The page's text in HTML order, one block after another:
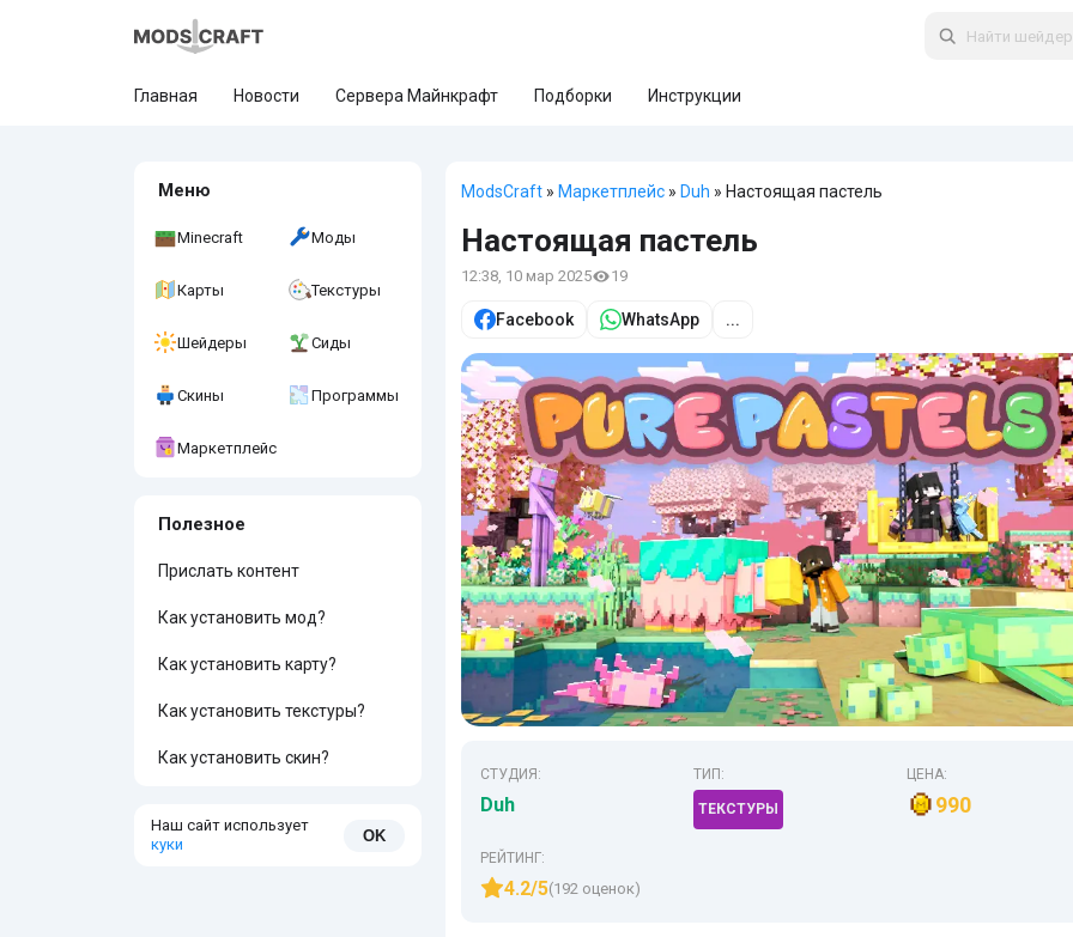
Главная Новости Сервера Майнкрафт Подборки Инструкции
Меню
Minecraft Моды
Карты Текстуры
Шейдеры Сиды
Скины Программы
Маркетплейс
Полезное
Прислать контент
Как установить мод?
Как установить карту?
Как установить текстуры?
Как установить скин?
Наш сайт использует
куки
OK
ModsCraft » Маркетплейс » Duh » Настоящая пастель
Настоящая пастель
12:38, 10 мар 2025 19
Facebook WhatsApp ...
СТУДИЯ:
Duh
ТИП:
ТЕКСТУРЫ
ЦЕНА:
990
РЕЙТИНГ:
4.2/5(192 оценок)